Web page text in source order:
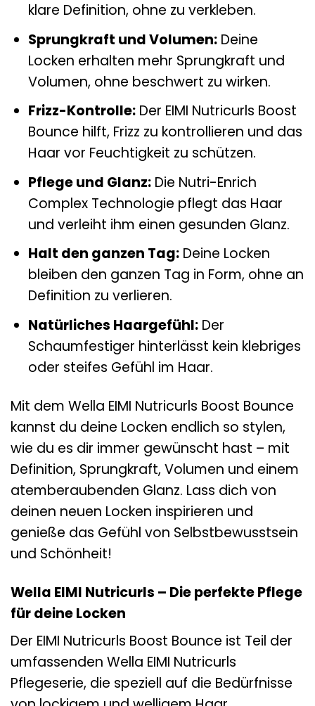
klare Definition, ohne zu verkleben.
Sprungkraft und Volumen:Deine
Locken erhalten mehr Sprungkraft und
Volumen, ohne beschwert zu wirken.
Frizz-Kontrolle:Der EIMI Nutricurls Boost
Bounce hilft, Frizz zu kontrollieren und das
Haar vor Feuchtigkeit zu schützen.
Pflege und Glanz:Die Nutri-Enrich
Complex Technologie pflegt das Haar
und verleiht ihm einen gesunden Glanz.
Halt den ganzen Tag:Deine Locken
bleiben den ganzen Tag in Form, ohne an
Definition zu verlieren.
Natürliches Haargefühl:Der
Schaumfestiger hinterlässt kein klebriges
oder steifes Gefühl im Haar.
Mit dem Wella EIMI Nutricurls Boost Bounce
kannst du deine Locken endlich so stylen,
wie du es dir immer gewünscht hast – mit
Definition, Sprungkraft, Volumen und einem
atemberaubenden Glanz. Lass dich von
deinen neuen Locken inspirieren und
genieße das Gefühl von Selbstbewusstsein
und Schönheit!
Wella EIMI Nutricurls – Die perfekte Pflege
für deine Locken
Der EIMI Nutricurls Boost Bounce ist Teil der
umfassenden Wella EIMI Nutricurls
Pflegeserie, die speziell auf die Bedürfnisse